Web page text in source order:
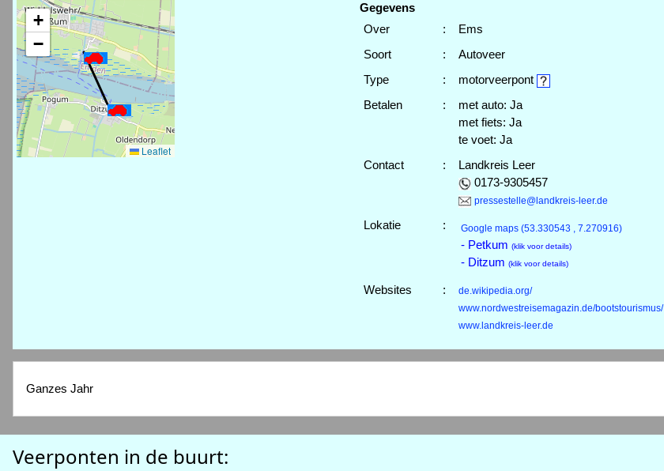
+
−
Leaflet
Gegevens
Over
:
Ems
Soort
:
Autoveer
Type
:
motorveerpont
Betalen
:
met auto: Ja
met fiets: Ja
te voet: Ja
Contact
:
Landkreis Leer
0173-9305457
pressestelle@landkreis-leer.de
Lokatie : Google maps (53.330543 , 7.270916)
- Petkum (klik voor details)
- Ditzum (klik voor details)
Websites :
de.wikipedia.org/
www.nordwestreisemagazin.de/bootstourismus/
www.landkreis-leer.de
Ganzes Jahr
Veerponten in de buurt: